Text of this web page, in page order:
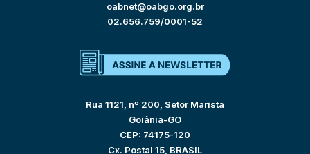
oabnet@oabgo.org.br
02.656.759/0001-52
Rua 1121, nº 200, Setor Marista
Goiânia-GO
CEP: 74175-120
Cx. Postal 15, BRASIL